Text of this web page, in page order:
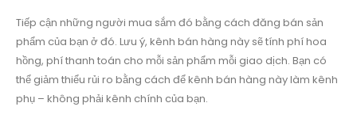
Tiếp cận những người mua sắm đó bằng cách đăng bán sản
phẩm của bạn ở đó. Lưu ý, kênh bán hàng này sẽ tính phí hoa
hồng, phí thanh toán cho mỗi sản phẩm mỗi giao dịch. Bạn có
thể giảm thiểu rủi ro bằng cách để kênh bán hàng này làm kênh
phụ – không phải kênh chính của bạn.